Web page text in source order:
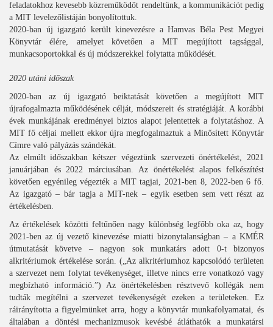
feladatokhoz kevesebb közreműködőt rendeltünk, a kommunikációt pedig
a MIT levelezőlistáján bonyolítottuk.
2020-ban új igazgató került kinevezésre a Hamvas Béla Pest Megyei
Könyvtár élére, amelyet követően a MIT megújított tagsággal,
munkacsoportokkal és új módszerekkel folytatta működését.
2020 utáni időszak
2020-ban az új igazgató beiktatását követően a megújított MIT
újrafogalmazta működésének célját, módszereit és stratégiáját. A korábbi
évek munkájának eredményei biztos alapot jelentettek a folytatáshoz. A
MIT fő céljai mellett ekkor újra megfogalmaztuk a Minősített Könyvtár
Címre való pályázás szándékát.
Az elmúlt időszakban kétszer végeztünk szervezeti önértékelést, 2021
januárjában és 2022 márciusában. Az önértékelést alapos felkészítést
követően egyénileg végezték a MIT tagjai, 2021-ben 8, 2022-ben 6 fő.
Az igazgató – bár tagja a MIT-nek – egyik esetben sem vett részt az
értékelésben.
Az értékelések közötti feltűnően nagy különbség legfőbb oka az, hogy
2021-ben az új vezető kinevezése miatti bizonytalanságban – a KMÉR
útmutatását követve – nagyon sok munkatárs adott 0-t bizonyos
alkritériumok értékelése során. („Az alkritériumhoz kapcsolódó területen
a szervezet nem folytat tevékenységet, illetve nincs erre vonatkozó vagy
megbízható információ.”) Az önértékelésben résztvevő kollégák nem
tudták megítélni a szervezet tevékenységét ezeken a területeken. Ez
ráirányította a figyelmünket arra, hogy a könyvtár munkafolyamatai, és
általában a döntési mechanizmusok kevésbé átláthatók a munkatársi